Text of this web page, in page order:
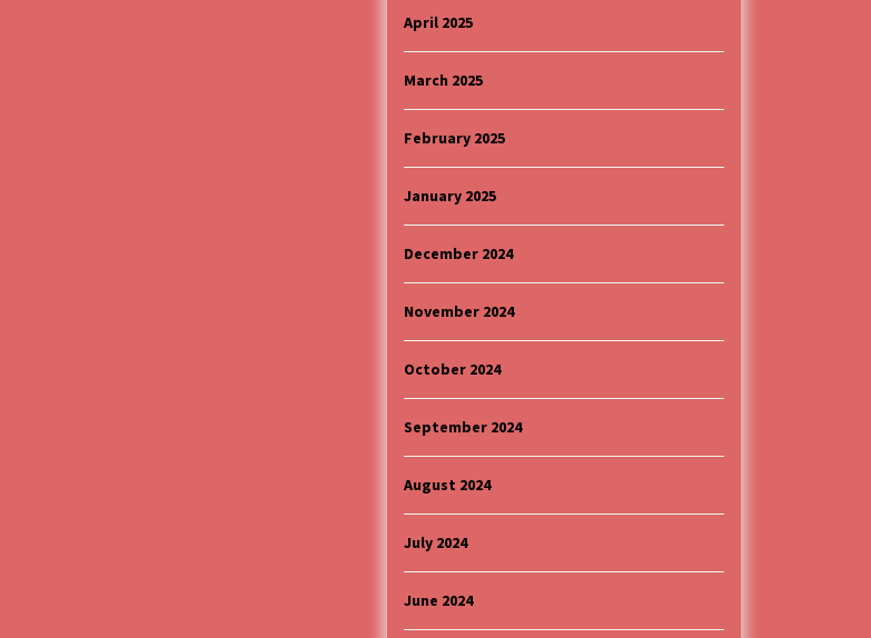
April 2025
March 2025
February 2025
January 2025
December 2024
November 2024
October 2024
September 2024
August 2024
July 2024
June 2024